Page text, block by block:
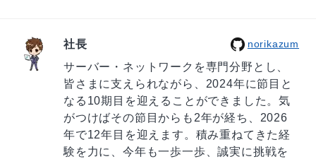
社長 norikazum
サーバー・ネットワークを専門分野とし、
皆さまに支えられながら、2024年に節目と
なる10期目を迎えることができました。気
がつけばその節目からも2年が経ち、2026
年で12年目を迎えます。積み重ねてきた経
験を力に、今年も一歩一歩、誠実に挑戦を